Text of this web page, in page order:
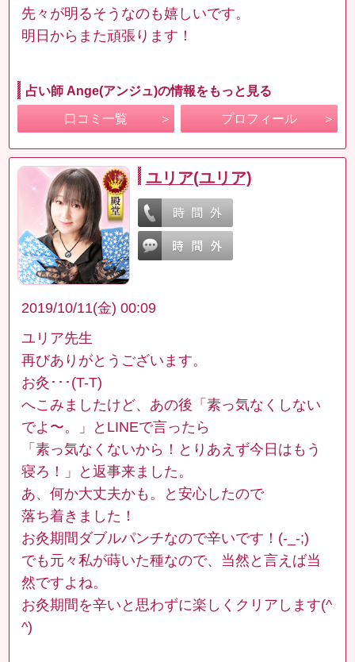
先々が明るそうなのも嬉しいです。
明日からまた頑張ります！
占い師 Ange(アンジュ)の情報をもっと見る
口コミ一覧 プロフィール
ユリア(ユリア)
2019/10/11(金) 00:09
ユリア先生
再びありがとうございます。
お灸･･･(T-T)
へこみましたけど、あの後「素っ気なくしない
でよ〜。」とLINEで言ったら
「素っ気なくないから！とりあえず今日はもう
寝ろ！」と返事来ました。
あ、何か大丈夫かも。と安心したので
落ち着きました！
お灸期間ダブルパンチなので辛いです！(-_-;)
でも元々私が蒔いた種なので、当然と言えば当
然ですよね。
お灸期間を辛いと思わずに楽しくクリアします(^
^)